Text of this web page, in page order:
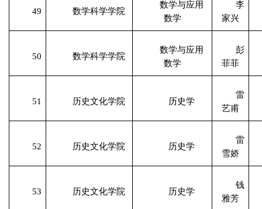
49 数学科学学院
数学与应用
数学
李
家兴
50 数学科学学院
数学与应用
数学
彭
菲菲
51 历史文化学院 历史学
雷
艺甫
52 历史文化学院 历史学
雷
雪娇
53 历史文化学院 历史学
钱
雅芳